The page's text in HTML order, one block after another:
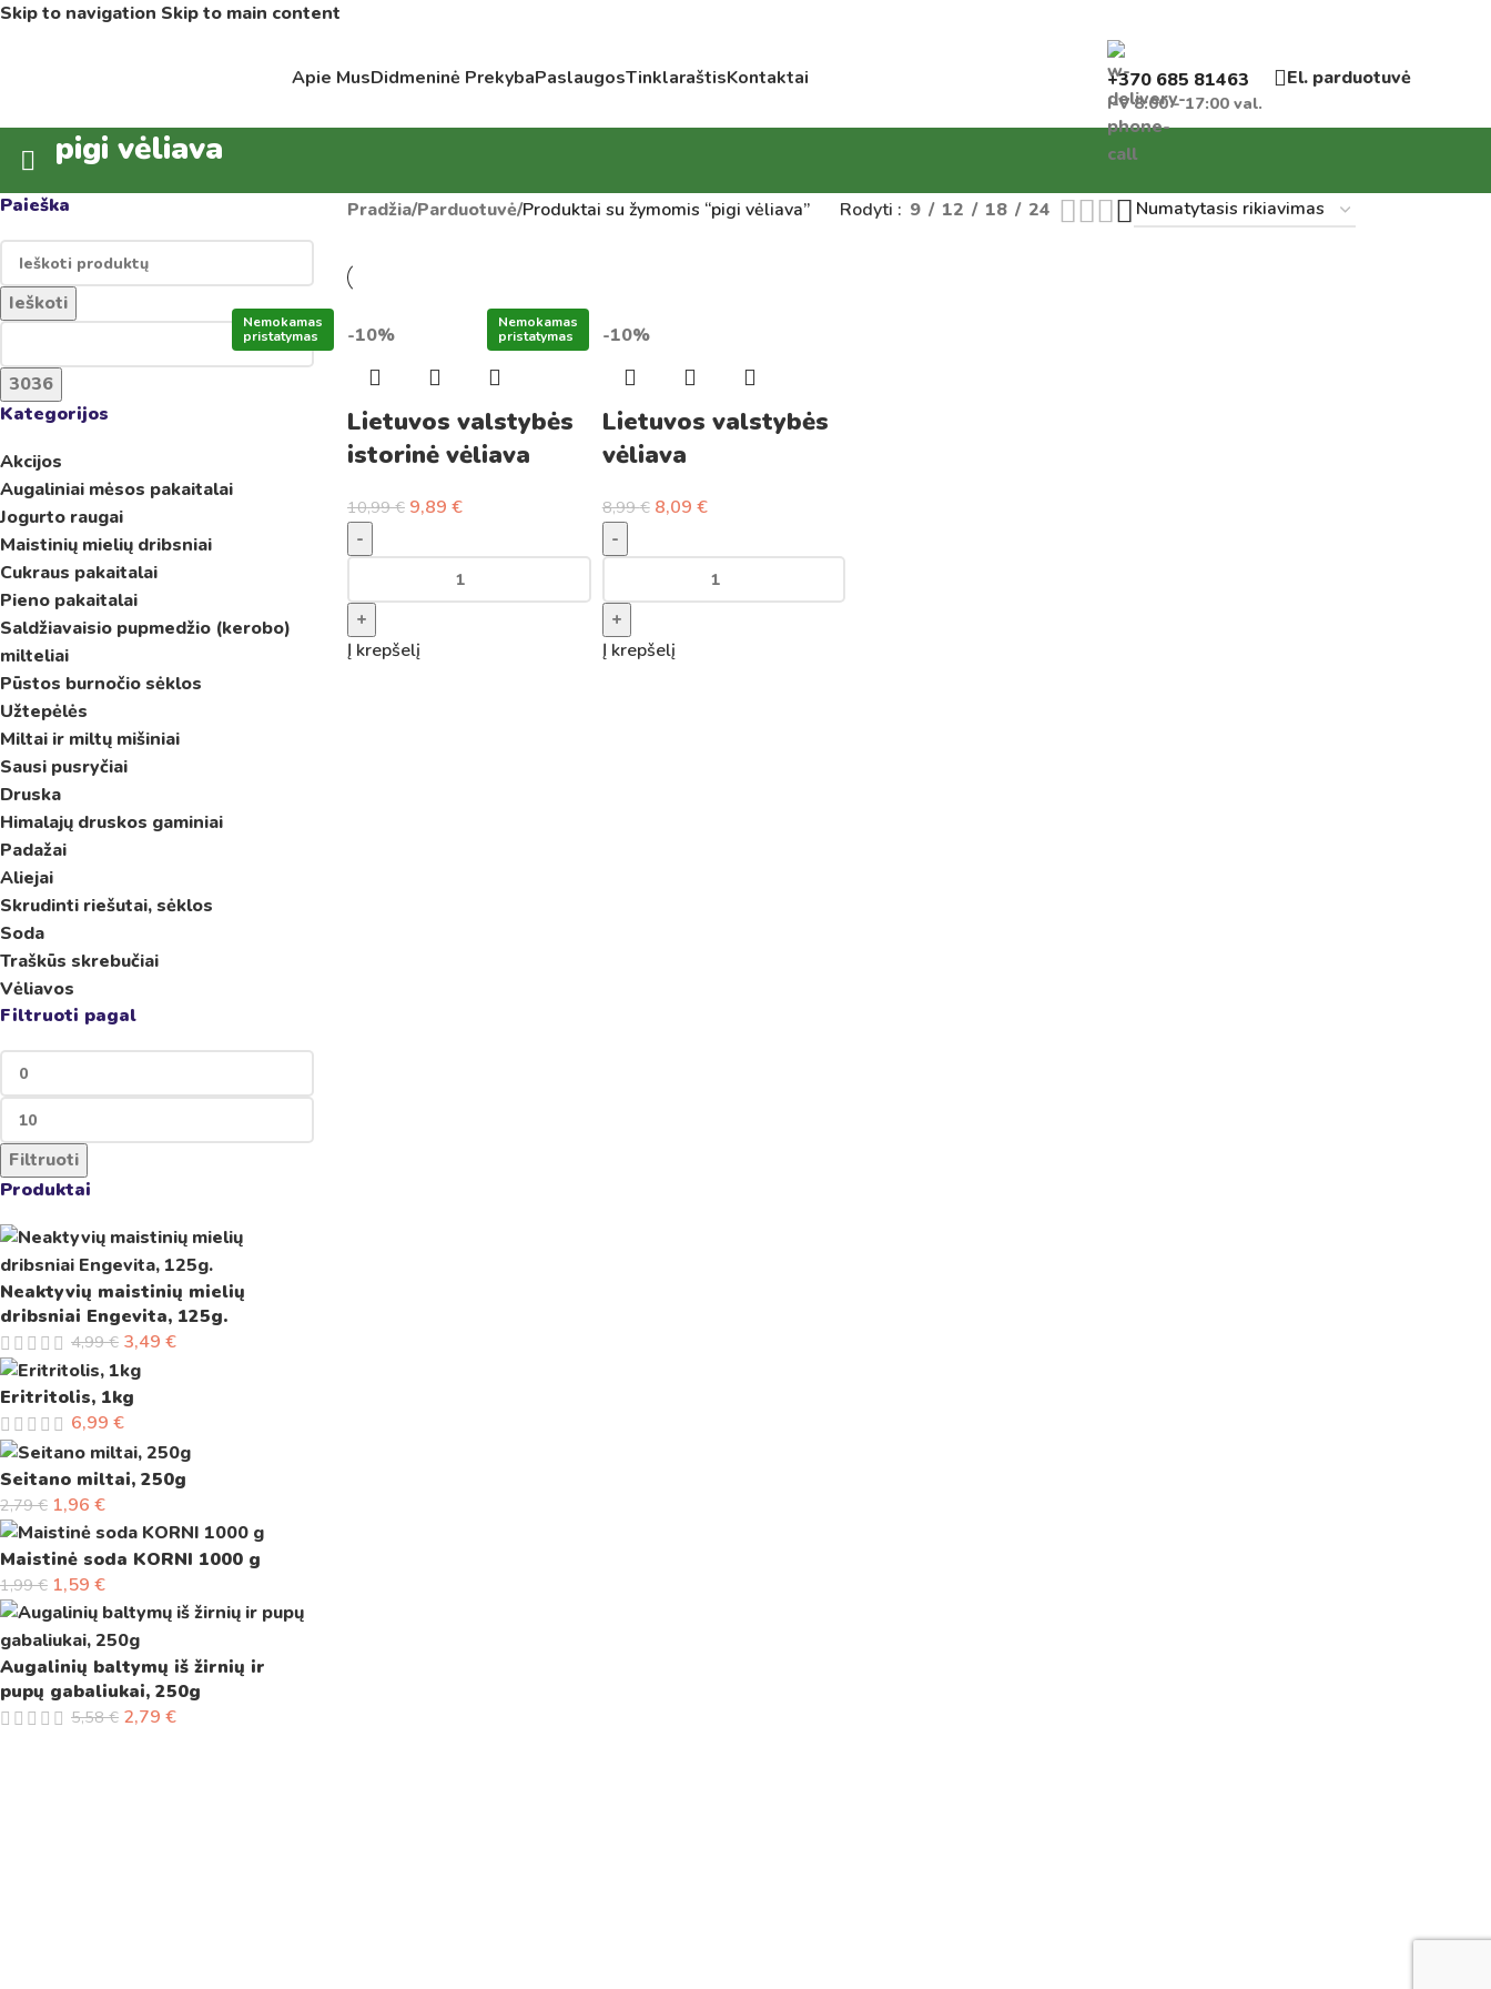
Skip to navigation Skip to main content
Apie MusDidmeninė PrekybaPaslaugosTinklaraštisKontaktai +370 685 81463
I-V 8:00 - 17:00 val.
El. parduotuvė
pigi vėliava
Paieška
Ieškoti
Kategorijos
Akcijos
Augaliniai mėsos pakaitalai
Jogurto raugai
Maistinių mielių dribsniai
Cukraus pakaitalai
Pieno pakaitalai
Saldžiavaisio pupmedžio (kerobo)
milteliai
Pūstos burnočio sėklos
Užtepėlės
Miltai ir miltų mišiniai
Sausi pusryčiai
Druska
Himalajų druskos gaminiai
Padažai
Aliejai
Skrudinti riešutai, sėklos
Soda
Traškūs skrebučiai
Vėliavos
Filtruoti pagal
Filtruoti
Produktai
Neaktyvių maistinių mielių
dribsniai Engevita, 125g.
4,99€ 3,49 €
Eritritolis, 1kg
6,99 €
Seitano miltai, 250g
2,79€ 1,96 €
Maistinė soda KORNI 1000 g
1,99€ 1,59 €
Augalinių baltymų iš žirnių ir
pupų gabaliukai, 250g
5,58€ 2,79 €
Pradžia/Parduotuvė/Produktai su žymomis “pigi vėliava” Rodyti 9 12 18 24
Nemokamas
pristatymas
-10%
Lietuvos valstybės
istorinė vėliava
10,99€ 9,89 €
-
+
Į krepšelį
Nemokamas
pristatymas
-10%
Lietuvos valstybės
vėliava
8,99€ 8,09 €
-
+
Į krepšelį